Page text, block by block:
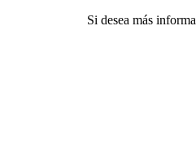
Si desea más